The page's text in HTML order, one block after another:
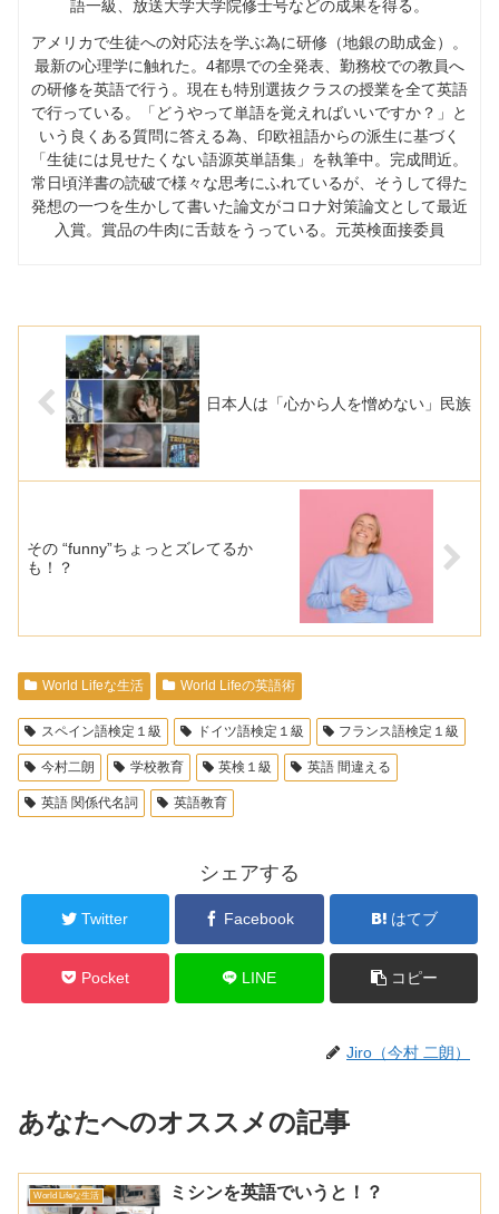
語一級、放送大学大学院修士号などの成果を得る。
アメリカで生徒への対応法を学ぶ為に研修（地銀の助成金）。
最新の心理学に触れた。 4都県での全発表、勤務校での教員へ
の研修を英語で行う。現在も特別選抜クラスの授業を全て英語
で行っている。「どうやって単語を覚えればいいですか？」と
いう良くある質問に答える為、印欧祖語からの派生に基づく
「生徒には見せたくない語源英単語集」を執筆中。完成間近。
常日頃洋書の読破で様々な思考にふれているが、そうして得た
発想の一つを生かして書いた論文がコロナ対策論文として最近
入賞。賞品の牛肉に舌鼓をうっている。元英検面接委員
日本人は「心から人を憎めない」民族
その “funny”ちょっとズレてるか
も！？
World Lifeな生活 World Lifeの英語術
スペイン語検定１級 ドイツ語検定１級 フランス語検定１級
今村二朗 学校教育 英検１級 英語 間違える
英語 関係代名詞 英語教育
シェアする
Twitter Facebook はてブ
Pocket LINE コピー
Jiro（今村 二朗）
あなたへのオススメの記事
World Lifeな生活 ミシンを英語でいうと！？